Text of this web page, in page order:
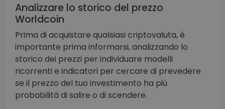
Analizzare lo storico del prezzo
Worldcoin
Prima di acquistare qualsiasi criptovaluta, è
importante prima informarsi, analizzando lo
storico dei prezzi per individuare modelli
ricorrenti e indicatori per cercare di prevedere
se il prezzo del tuo investimento ha più
probabilità di salire o di scendere.